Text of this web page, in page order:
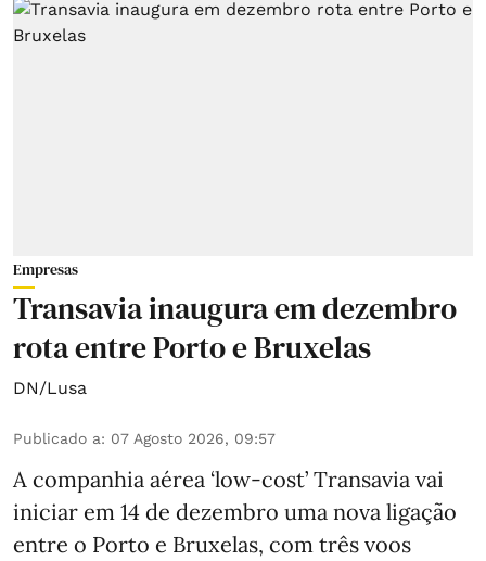
Empresas
Transavia inaugura em dezembro
rota entre Porto e Bruxelas
DN/Lusa
Publicado a: 07 Agosto 2026, 09:57
A companhia aérea ‘low-cost’ Transavia vai
iniciar em 14 de dezembro uma nova ligação
entre o Porto e Bruxelas, com três voos